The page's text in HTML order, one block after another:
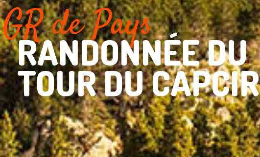
GR de Pays
RANDONNÉE DU
TOUR DU CAPCIR